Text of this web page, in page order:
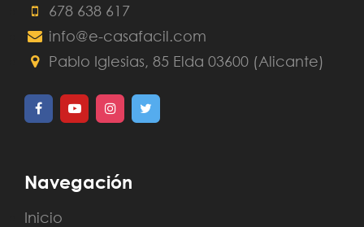
678 638 617
info@e-casafacil.com
Pablo Iglesias, 85 Elda 03600 (Alicante)
Navegación
Inicio